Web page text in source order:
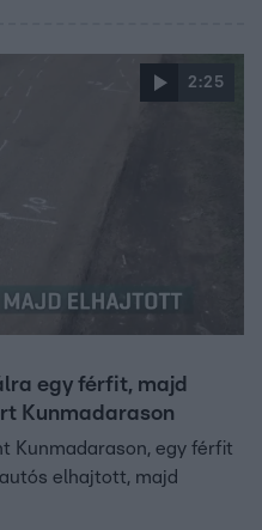
2:25
egy férfit, majd
Kunmadarason
Kunmadarason, egy férfit
elhajtott, majd